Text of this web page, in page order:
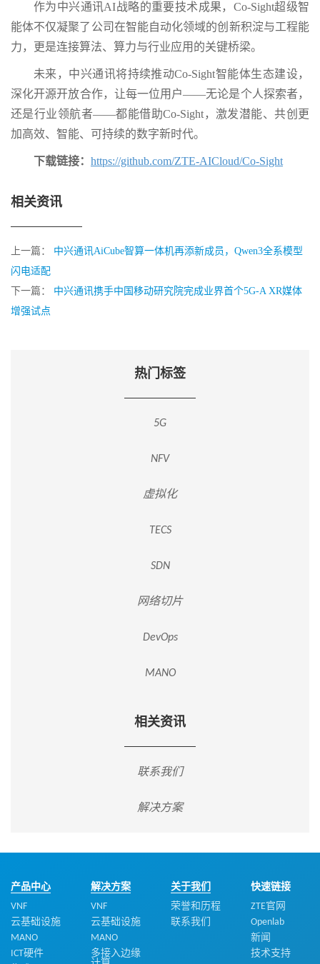
作为中兴通讯AI战略的重要技术成果，Co-Sight超级智
能体不仅凝聚了公司在智能自动化领域的创新积淀与工程能
力，更是连接算法、算力与行业应用的关键桥梁。
未来，中兴通讯将持续推动Co-Sight智能体生态建设，
深化开源开放合作，让每一位用户——无论是个人探索者，
还是行业领航者——都能借助Co-Sight，激发潜能、共创更
加高效、智能、可持续的数字新时代。
下载链接： https://github.com/ZTE-AICloud/Co-Sight
相关资讯
上一篇： 中兴通讯AiCube智算一体机再添新成员，Qwen3全系模型
闪电适配
下一篇： 中兴通讯携手中国移动研究院完成业界首个5G-A XR媒体
增强试点
热门标签
5G
NFV
虚拟化
TECS
SDN
网络切片
DevOps
MANO
相关资讯
联系我们
解决方案
产品中心
VNF
云基础设施
MANO
ICT硬件
解决方案
VNF
云基础设施
MANO
多接入边缘
关于我们
荣誉和历程
联系我们
快速链接
ZTE官网
Openlab
新闻
技术支持